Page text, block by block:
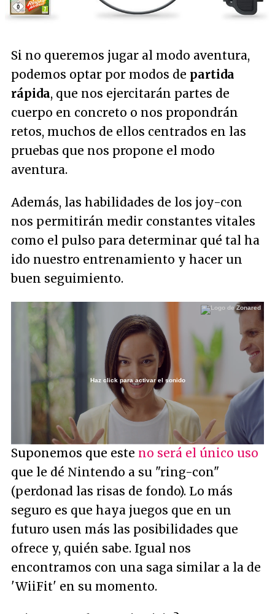
Si no queremos jugar al modo aventura,
podemos optar por modos de partida
rápida, que nos ejercitarán partes de
cuerpo en concreto o nos propondrán
retos, muchos de ellos centrados en las
pruebas que nos propone el modo
aventura.
Además, las habilidades de los joy-con
nos permitirán medir constantes vitales
como el pulso para determinar qué tal ha
ido nuestro entrenamiento y hacer un
buen seguimiento.
Haz click para activar el sonido
Suponemos que este no será el único uso
que le dé Nintendo a su "ring-con"
(perdonad las risas de fondo). Lo más
seguro es que haya juegos que en un
futuro usen más las posibilidades que
ofrece y, quién sabe. Igual nos
encontramos con una saga similar a la de
'WiiFit' en su momento.